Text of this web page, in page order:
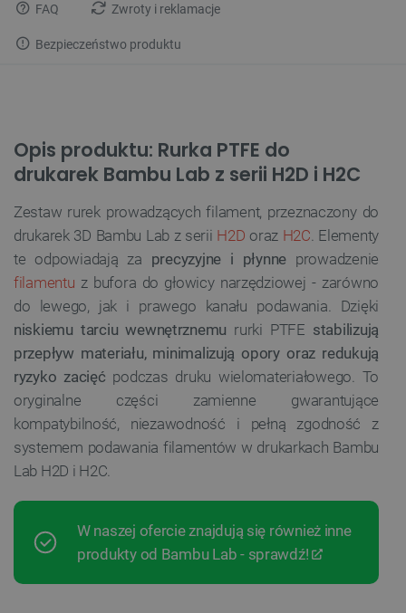
FAQ Zwroty i reklamacje
Bezpieczeństwo produktu
Opis produktu: Rurka PTFE do
drukarek Bambu Lab z serii H2D i H2C
Zestaw rurek prowadzących filament, przeznaczony do
drukarek 3D Bambu Lab z serii H2D oraz H2C. Elementy
te odpowiadają za precyzyjne i płynne prowadzenie
filamentu z bufora do głowicy narzędziowej - zarówno
do lewego, jak i prawego kanału podawania. Dzięki
niskiemu tarciu wewnętrznemu rurki PTFE stabilizują
przepływ materiału, minimalizują opory oraz redukują
ryzyko zacięć podczas druku wielomateriałowego. To
oryginalne części zamienne gwarantujące
kompatybilność, niezawodność i pełną zgodność z
systemem podawania filamentów w drukarkach Bambu
Lab H2D i H2C.
W naszej ofercie znajdują się również inne
produkty od Bambu Lab - sprawdź!